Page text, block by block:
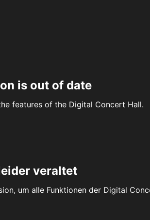
is out of date
features of the Digital Concert Hall.
veraltet
um alle Funktionen der Digital